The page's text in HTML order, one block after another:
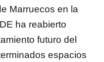
Marruecos en la
ha reabierto
futuro del
espacios